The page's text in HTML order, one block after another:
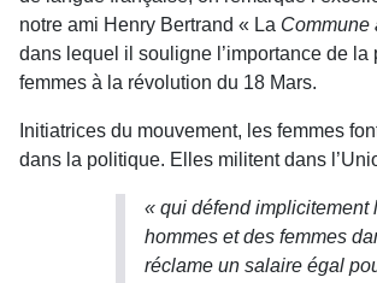
notre ami Henry Bertrand « La Commune
dans lequel il souligne l’importance de la
femmes à la révolution du 18 Mars.
Initiatrices du mouvement, les femmes
dans la politique. Elles militent dans
« qui défend implicitement
hommes et des femmes
réclame un salaire égal